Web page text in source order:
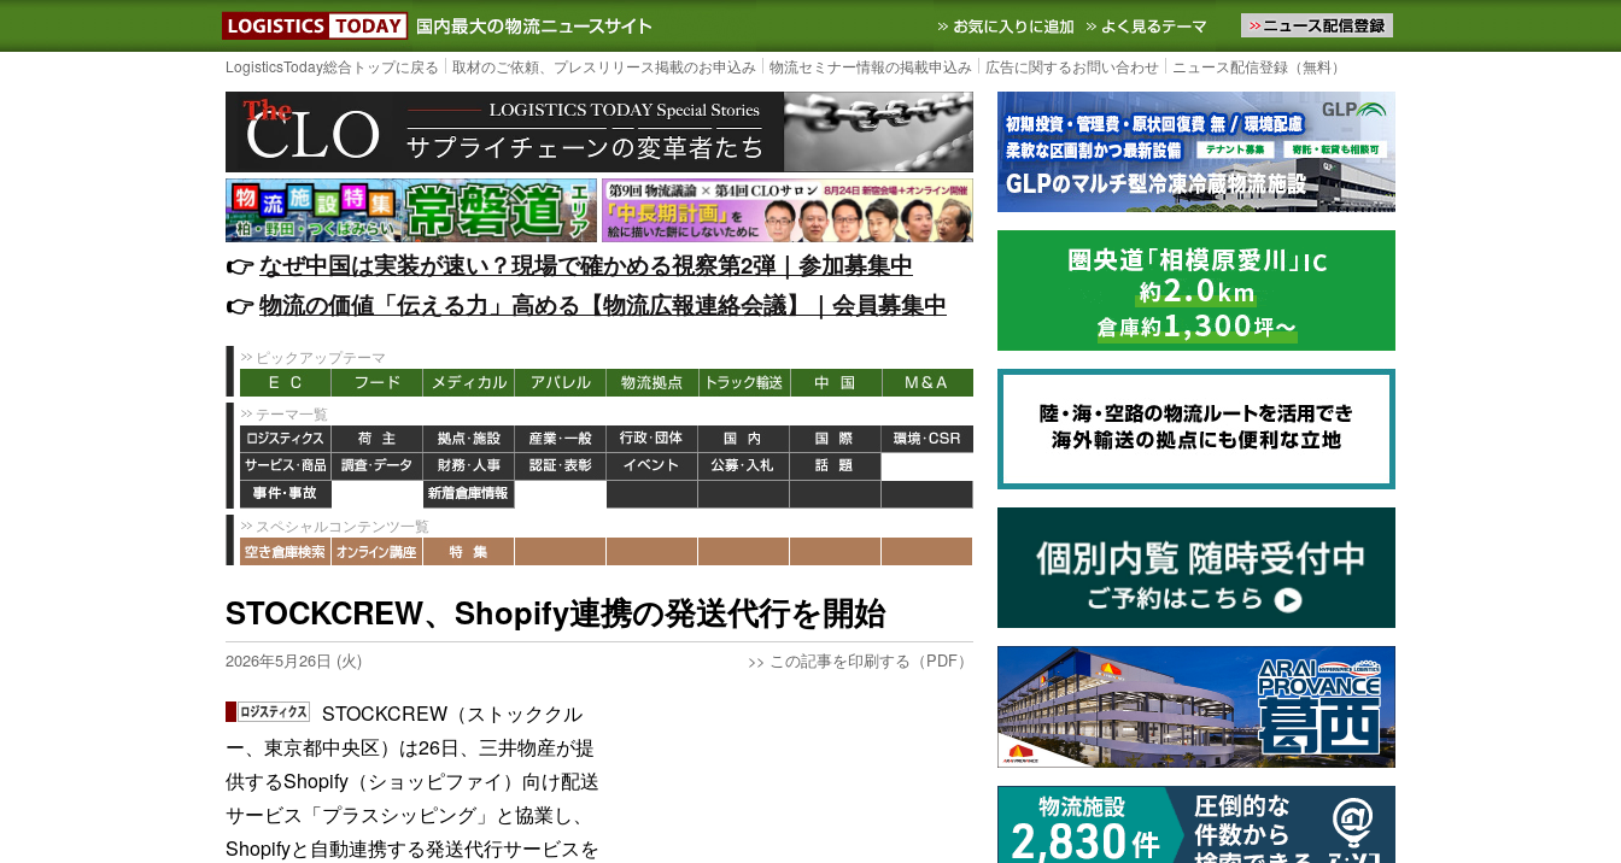
LOGISTICS TODAY｜国内最大の物流ニュースサイト3PL, SCMなど国内外の最新の物流ニュースをお届けします。物流ニュースメール配信を登録す
お気に入りに追加 よく見るテーマ
LogisticsToday総合トップに戻る 取材のご依頼、プレスリリース掲載のお申込み 物流セミナー情報の掲載申込み 広告に関するお問い合わせ ニュース配信登録（無料）
👉️なぜ中国は実装が速い？現場で確かめる視察第2弾｜参加募集中
👉️物流の価値「伝える力」高める【物流広報連絡会議】｜会員募集中
ピックアップテーマ
テーマ一覧
スペシャルコンテンツ一覧
STOCKCREW、Shopify連携の発送代行を開始
2026年5月26日 (火) >> この記事を印刷する（PDF）
STOCKCREW（ストッククル
ー、東京都中央区）は26日、三井物産が提
供するShopify（ショッピファイ）向け配送
サービス「プラスシッピング」と協業し、
Shopifyと自動連携する発送代行サービスを